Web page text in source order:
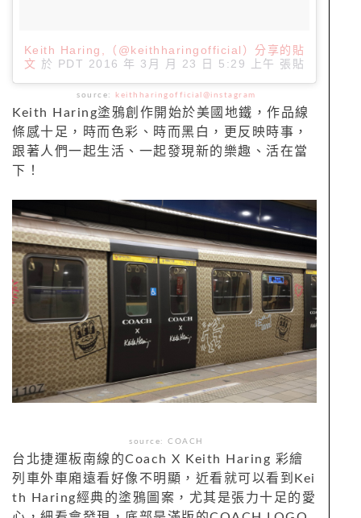
Keith Haring,（@keithharingofficial）分享的貼
文 於 PDT 2016 年 3月 月 23 日 5:29 上午 張貼
source: keithharingofficial@instagram
Keith Haring塗鴉創作開始於美國地鐵，作品線
條感十足，時而色彩、時而黑白，更反映時事，
跟著人們一起生活、一起發現新的樂趣、活在當
下！
source: COACH
台北捷運板南線的Coach X Keith Haring 彩繪
列車外車廂遠看好像不明顯，近看就可以看到Kei
th Haring經典的塗鴉圖案，尤其是張力十足的愛